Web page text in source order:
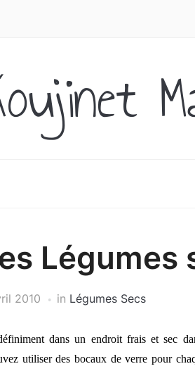
Légumes
2010 in Légumes Secs
dans un endroit frais et sec
utiliser des bocaux de verre pour